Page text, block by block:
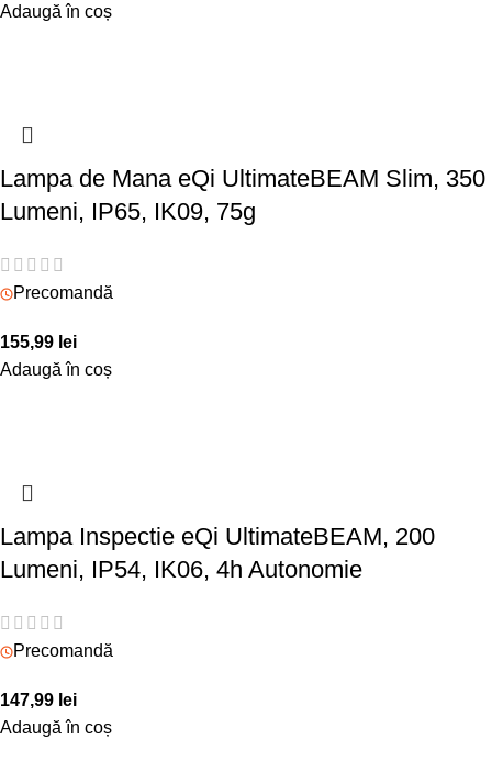
Adaugă în coș
Lampa de Mana eQi UltimateBEAM Slim, 350
Lumeni, IP65, IK09, 75g
Precomandă
155,99 lei
Adaugă în coș
Lampa Inspectie eQi UltimateBEAM, 200
Lumeni, IP54, IK06, 4h Autonomie
Precomandă
147,99 lei
Adaugă în coș